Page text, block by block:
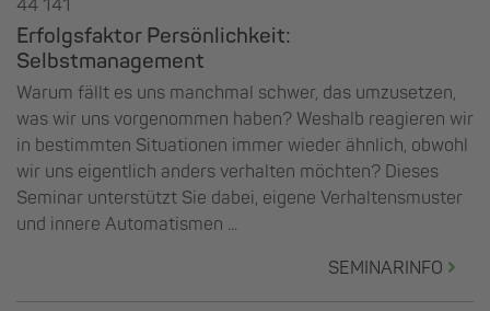
44 141
Erfolgsfaktor Persönlichkeit:
Selbstmanagement
Warum fällt es uns manchmal schwer, das umzusetzen,
was wir uns vorgenommen haben? Weshalb reagieren wir
in bestimmten Situationen immer wieder ähnlich, obwohl
wir uns eigentlich anders verhalten möchten? Dieses
Seminar unterstützt Sie dabei, eigene Verhaltensmuster
und innere Automatismen ...
SEMINARINFO